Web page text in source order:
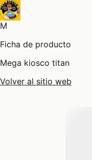
M
Ficha de producto
Mega kiosco titan
Volver al sitio web